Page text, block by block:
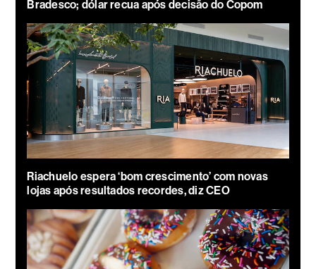
Bradesco; dólar recua após decisão do Copom
Riachuelo espera ‘bom crescimento’ com novas
lojas após resultados recordes, diz CEO